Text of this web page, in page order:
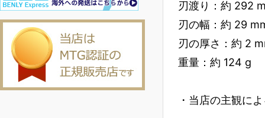
刃渡り：約 292
刃の幅：約 29
刃の厚さ：約 2
重量：約 124 g
・当店の主観に